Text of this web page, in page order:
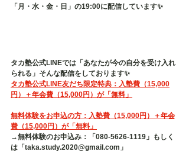
「月・水・金・日」の19:00に配信しています✨
タカ塾公式LINEでは「あなたが今の自分を受け入れ
られる」そんな配信をしております✨
タカ塾公式LINE友だち限定特典：入塾費（15,000
円）＋年会費（15,000円）が「無料」
無料体験をお申込の方：入塾費（15,000円）＋年会
費（15,000円）が「無料」
→無料体験のお申込み：「080-5626-1119」もしく
は「taka.study.2020@gmail.com」